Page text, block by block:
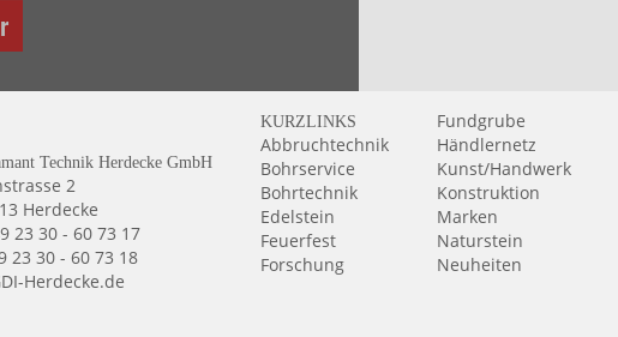
Technik Herdecke GmbH
2
Herdecke
23 30 - 60 73 17
23 30 - 60 73 18
Herdecke.de
KURZLINKS
Abbruchtechnik
Bohrservice
Bohrtechnik
Edelstein
Feuerfest
Forschung
Fundgrube
Händlernetz
Kunst/Handwerk
Konstruktion
Marken
Naturstein
Neuheiten